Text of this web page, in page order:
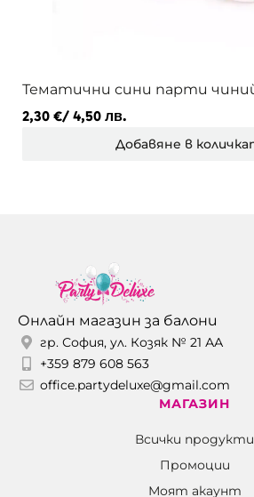
Тематични сини парти
2,30 €/ 4,50 лв.
Добавяне в
Онлайн магазин за балони
гр. София, ул. Козяк № 21 АА
+359 879 608 563
office.partydeluxe@gmail.com
МАГАЗИН
Всички продукти
Промоции
Моят акаунт